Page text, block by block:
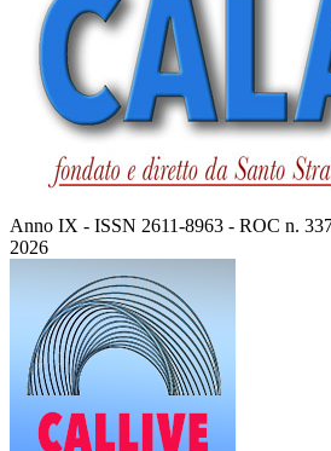
Anno IX - ISSN 2611-8963 - ROC n.
2026